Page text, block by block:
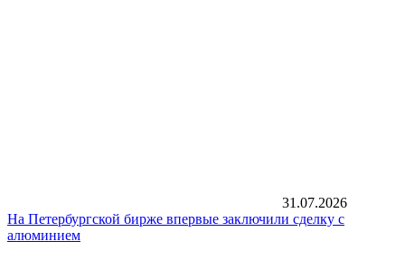
31.07.2026
На Петербургской бирже впервые заключили сделку с
алюминием